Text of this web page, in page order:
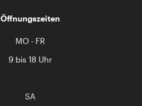
Öffnungszeiten
MO - FR
9 bis 18 Uhr
SA